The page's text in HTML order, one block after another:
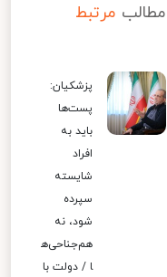
مطالب مرتبط
پزشکیان:
پست‌ها
باید به
افراد
شایسته
سپرده
شود، نه
هم‌جناحی‌ه
ا / دولت با